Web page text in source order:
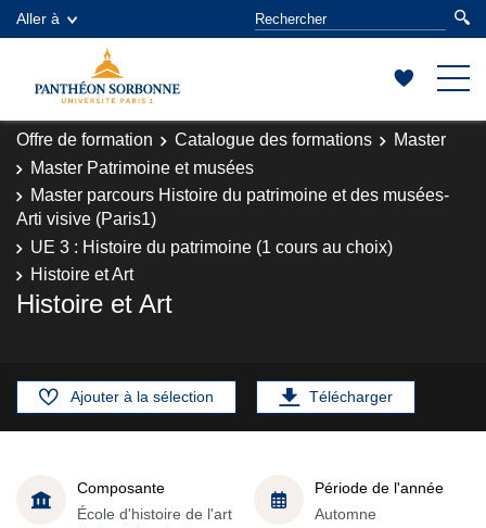
Aller à
Offre de formation Catalogue des formations
Master
Master Patrimoine et musées
Master parcours Histoire du patrimoine et des musées-
Arti visive (Paris1)
UE 3 : Histoire du patrimoine (1 cours au choix)
Histoire et Art
Histoire et Art
Ajouter à la sélection Télécharger
Composante
École d'histoire de l'art
Période de l'année
Automne